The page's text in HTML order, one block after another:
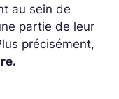
au sein de
partie de leur
précisément,